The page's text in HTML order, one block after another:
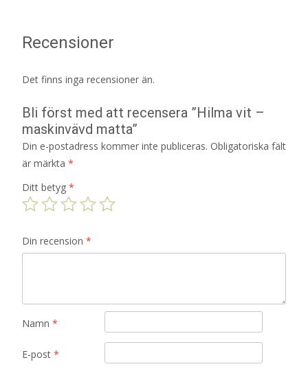
Recensioner
Det finns inga recensioner än.
Bli först med att recensera ”Hilma vit –
maskinvävd matta”
Din e-postadress kommer inte publiceras. Obligatoriska fält
är märkta *
Ditt betyg *
Din recension *
Namn *
E-post *